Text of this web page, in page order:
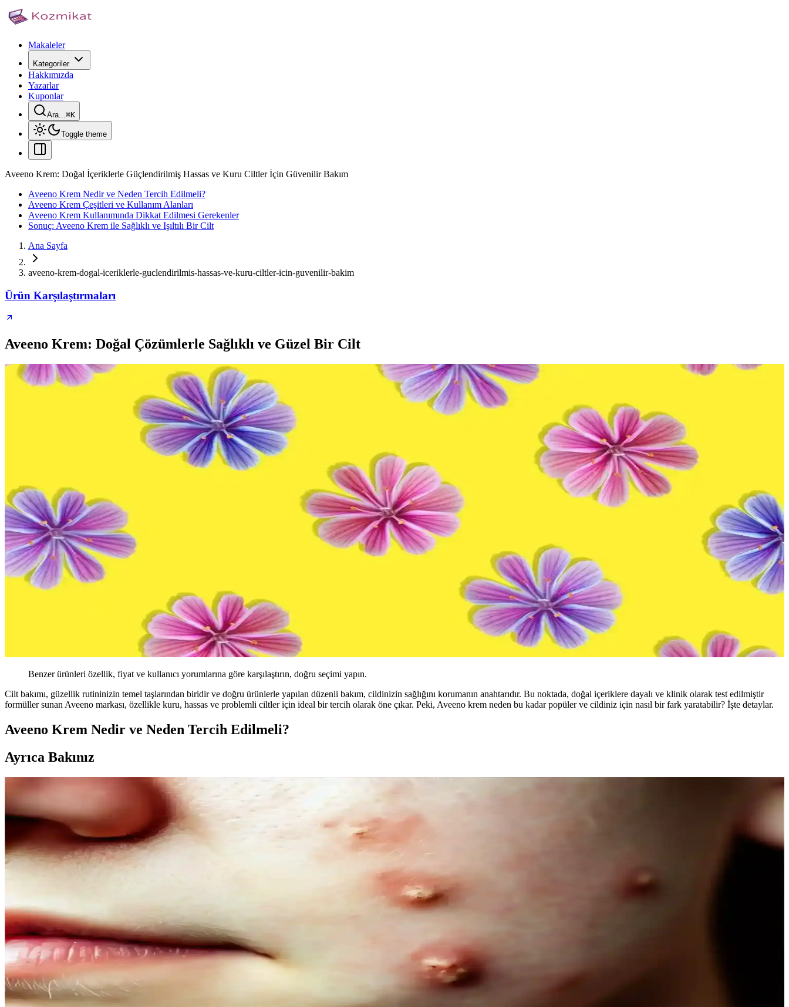
Makaleler
Kategoriler
Hakkımızda
Yazarlar
Kuponlar
Ara...⌘K
Toggle theme
Aveeno Krem: Doğal İçeriklerle Güçlendirilmiş Hassas ve Kuru Ciltler İçin Güvenilir Bakım
Aveeno Krem Nedir ve Neden Tercih Edilmeli?
Aveeno Krem Çeşitleri ve Kullanım Alanları
Aveeno Krem Kullanımında Dikkat Edilmesi Gerekenler
Sonuç: Aveeno Krem ile Sağlıklı ve Işıltılı Bir Cilt
Ana Sayfa
aveeno-krem-dogal-iceriklerle-guclendirilmis-hassas-ve-kuru-ciltler-icin-guvenilir-bakim
Ürün Karşılaştırmaları
Aveeno Krem: Doğal Çözümlerle Sağlıklı ve Güzel Bir Cilt
Benzer ürünleri özellik, fiyat ve kullanıcı yorumlarına göre karşılaştırın, doğru seçimi yapın.
Cilt bakımı, güzellik rutininizin temel taşlarından biridir ve doğru ürünlerle yapılan düzenli bakım, cildinizin sağlığını korumanın anahtarıdır. Bu noktada, doğal içeriklere dayalı ve klinik olarak test edilmiştir
formüller sunan Aveeno markası, özellikle kuru, hassas ve problemli ciltler için ideal bir tercih olarak öne çıkar. Peki, Aveeno krem neden bu kadar popüler ve cildiniz için nasıl bir fark yaratabilir? İşte detaylar.
Aveeno Krem Nedir ve Neden Tercih Edilmeli?
Ayrıca Bakınız
Kahve Siyah ve Yarı Kalıcı Saç Renkleri: Doğal ve Güncel Bir Tercih Rehberi
Kahve siyah ve yarı kalıcı saç renkleri, doğal görünüm ve bakım kolaylığı sunar. Bu rehberde renk özellikleri, uygulama ve bakım ipuçlarıyla saçınıza şıklık katın.
Doğal Denge ve Güzellik Arasındaki Bağlantı: Güncel Trendler ve Doğal Bakım Yöntemleri
Doğal dengeyi koruma ve güzelliği destekleme yöntemleri, organik ürünler ve yaşam tarzı alışkanlıklarıyla sağlanıyor. Güncel trendler ve bilimsel araştırmalar, doğallığın güzellikteki önemini vurguluyor.
Doğal İçerikli Duş Jeli Seçenekleri: Le Petit Marseillais ve Palmolive Naturals Ürünleri
Her iki markanın doğal içerikli duş jeli ürünleri, cilt sağlığı ve ferahlık sunar. Le Petit Marseillais’in doğadan ilham alan formülleri ve Palmolive Naturals’in hafif yapısı, çeşitli boyut ve fiyat seçenekleriyle
bakımda tercih edilir.
Vegan Göz Altı Bakım Kremleri: Doğal ve Hayvansal İçeriksiz Çözüm Önerileri
Vegan göz altı kremleri, doğal içeriklerle formüle edilerek cilt sağlığını destekler, çevresel sorumluluğu gözetir ve hassas göz çevresine uygun bakım sağlar.
Doğal Ağız Bakım Macunları: Bitkisel İçeriklerle Sağlıklı Diş ve Diş Eti Bakımı